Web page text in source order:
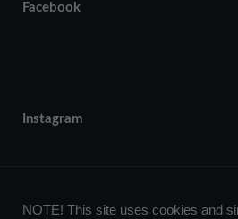
Facebook
Instagram
NOTE! This site uses cookies and